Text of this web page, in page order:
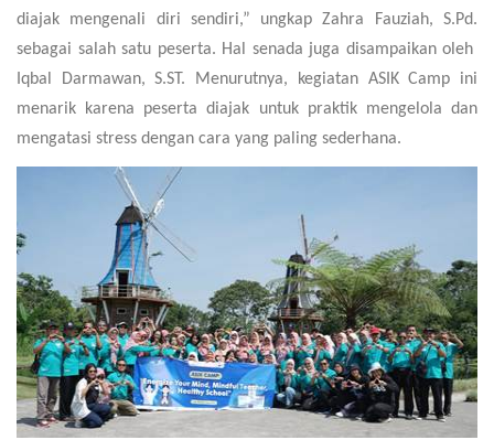
diajak mengenali diri sendiri,” ungkap Zahra Fauziah, S.Pd.
sebagai salah satu peserta. Hal senada juga disampaikan oleh
Iqbal Darmawan, S.ST. Menurutnya, kegiatan ASIK Camp ini
menarik karena peserta diajak untuk praktik mengelola dan
mengatasi stress dengan cara yang paling sederhana.